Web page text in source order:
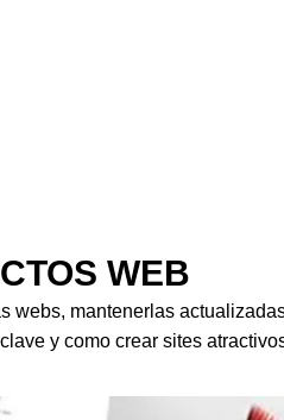
WEB
webs, mantenerlas
y como crear sites